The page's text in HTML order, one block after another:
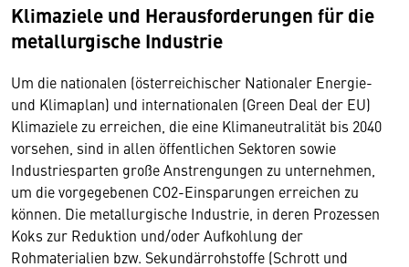
Klimaziele und Herausforderungen für die
metallurgische Industrie
Um die nationalen (österreichischer Nationaler Energie-
und Klimaplan) und internationalen (Green Deal der EU)
Klimaziele zu erreichen, die eine Klimaneutralität bis 2040
vorsehen, sind in allen öffentlichen Sektoren sowie
Industriesparten große Anstrengungen zu unternehmen,
um die vorgegebenen CO2-Einsparungen erreichen zu
können. Die metallurgische Industrie, in deren Prozessen
Koks zur Reduktion und/oder Aufkohlung der
Rohmaterialien bzw. Sekundärrohstoffe (Schrott und